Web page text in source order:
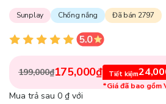
Sunplay Chống nắng Đã bán 2797
199,000₫175,000₫ Tiết kiệm
*Giá đã bao gồm
Mua trả sau 0 ₫ với